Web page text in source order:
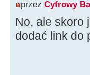
przez Cyfrowy
No, ale skoro
dodać link do